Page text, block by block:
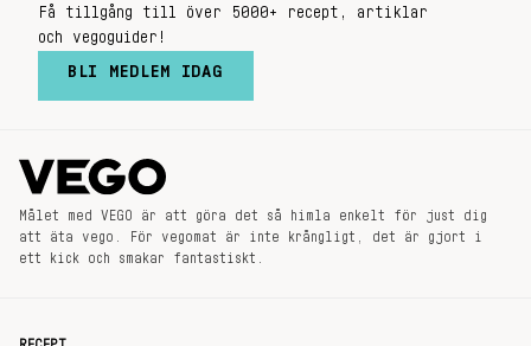
Få tillgång till över 5000+ recept, artiklar
och vegoguider!
BLI MEDLEM IDAG
Målet med VEGO är att göra det så himla enkelt för just dig
att äta vego. För vegomat är inte krångligt, det är gjort i
ett kick och smakar fantastiskt.